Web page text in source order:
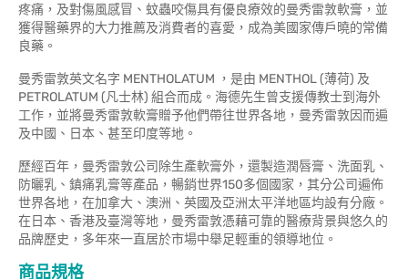
疼痛，及對傷風感冒、蚊蟲咬傷具有優良療效的曼秀雷敦軟膏，並
獲得醫藥界的大力推薦及消費者的喜愛，成為美國家傳戶曉的常備
良藥。
曼秀雷敦英文名字 MENTHOLATUM ，是由 MENTHOL (薄荷) 及
PETROLATUM (凡士林) 組合而成。海德先生曾支援傳教士到海外
工作，並將曼秀雷敦軟膏贈予他們帶往世界各地，曼秀雷敦因而遍
及中國、日本、甚至印度等地。
歷經百年，曼秀雷敦公司除生產軟膏外，還製造潤唇膏、洗面乳、
防曬乳、鎮痛乳膏等產品，暢銷世界150多個國家，其分公司遍佈
世界各地，在加拿大、澳洲、英國及亞洲太平洋地區均設有分廠。
在日本、香港及臺灣等地，曼秀雷敦憑藉可靠的醫療背景與悠久的
品牌歷史，多年來一直居於市場中舉足輕重的領導地位。
商品規格